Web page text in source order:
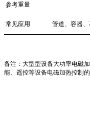
参考重量
常见应用 管道、容器、
备注：大型型设备大功率电磁
能、遥控等设备电磁加热控制